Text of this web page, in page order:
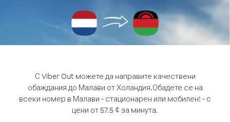
С Viber Out можете да направите качествени
обаждания до Малави от Холандия.Обадете се на
всеки номер в Малави - стационарен или мобилен! - с
цени от 57.5 ¢ за минута.